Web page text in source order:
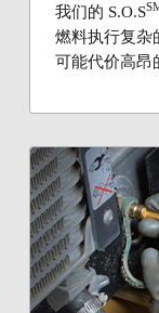
我们的 S.O.S
燃料执行复杂
可能代价高昂